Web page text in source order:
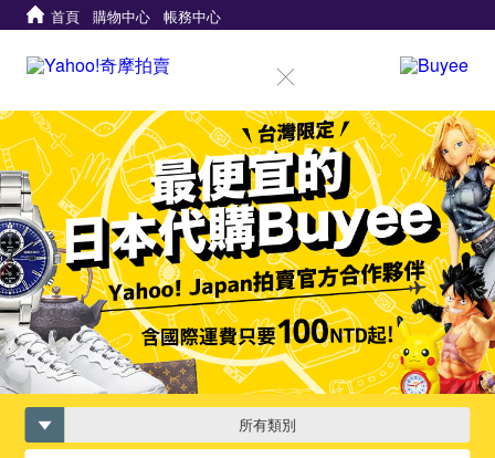
首頁 購物中心 帳務中心
所有類別